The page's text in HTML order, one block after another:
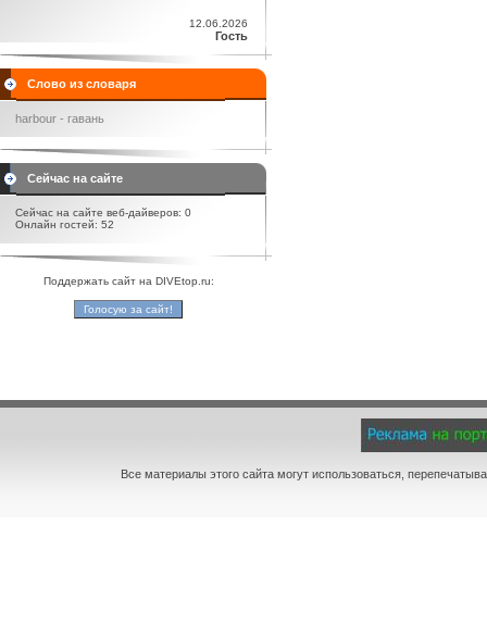
12.06.2026
Гость
Слово из словаря
harbour - гавань
Сейчас на сайте
Сейчас на сайте веб-дайверов: 0
Онлайн гостей: 52
Поддержать сайт на DIVEtop.ru:
Все материалы этого сайта могут использоваться,